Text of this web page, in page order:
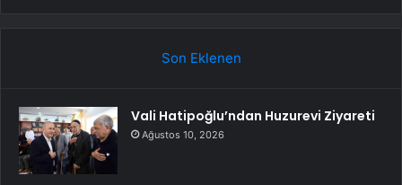
Son Eklenen
Vali Hatipoğlu’ndan Huzurevi Ziyareti
Ağustos 10, 2026